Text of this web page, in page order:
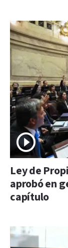
Ley de
aprobó en
capítulo